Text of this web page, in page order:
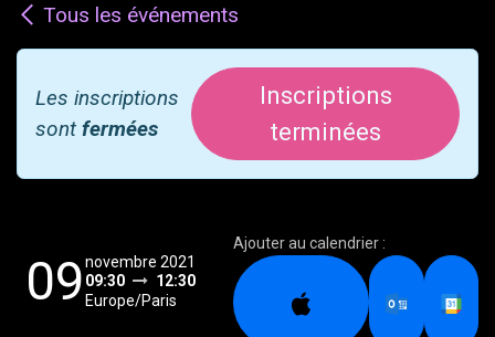
Tous les événements
Les inscriptions
sont fermées
Inscriptions
terminées
09novembre 2021
09:30
12:30
Europe/Paris
Ajouter au calendrier :